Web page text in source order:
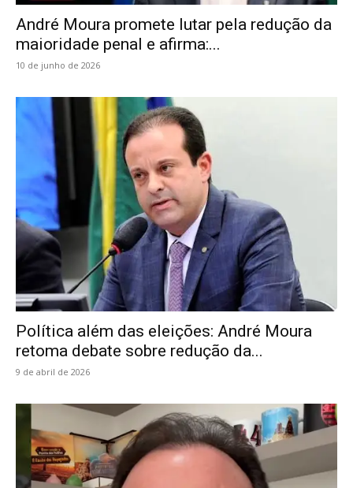
André Moura promete lutar pela redução da
maioridade penal e afirma:...
10 de junho de 2026
Política além das eleições: André Moura
retoma debate sobre redução da...
9 de abril de 2026